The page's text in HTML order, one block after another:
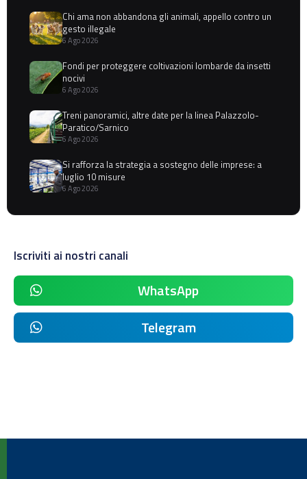
Chi ama non abbandona gli animali, appello contro un
gesto illegale
6 Ago 2026
Fondi per proteggere coltivazioni lombarde da insetti
nocivi
6 Ago 2026
Treni panoramici, altre date per la linea Palazzolo-
Paratico/Sarnico
6 Ago 2026
Si rafforza la strategia a sostegno delle imprese: a
luglio 10 misure
6 Ago 2026
Iscriviti ai nostri canali
WhatsApp
Telegram